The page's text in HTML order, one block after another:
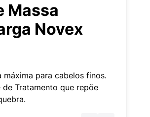
Massa
Novex
para cabelos finos.
Tratamento que repõe